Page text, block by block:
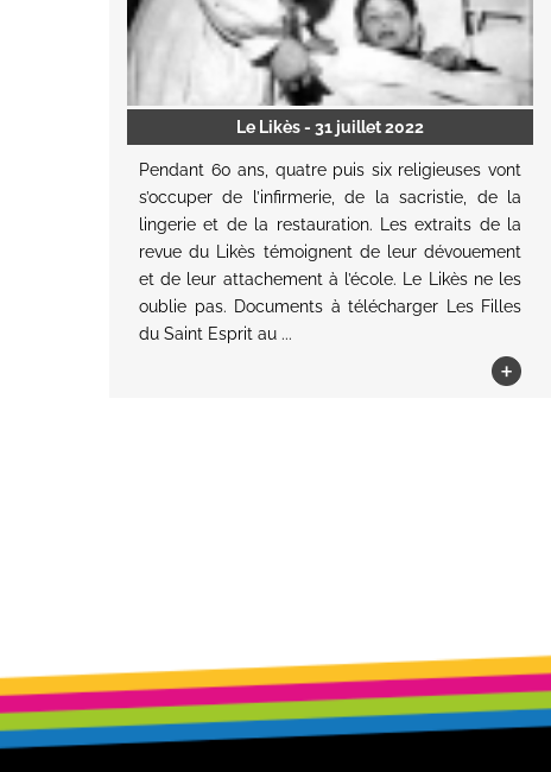
Le Likès- 31 juillet 2022
Pendant 60 ans, quatre puis six religieuses vont
s’occuper de l’infirmerie, de la sacristie, de la
lingerie et de la restauration. Les extraits de la
revue du Likès témoignent de leur dévouement
et de leur attachement à l’école. Le Likès ne les
oublie pas. Documents à télécharger Les Filles
du Saint Esprit au ...
+